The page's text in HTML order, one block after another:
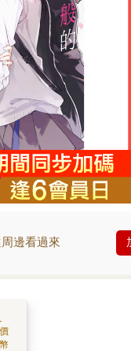
邊看過來